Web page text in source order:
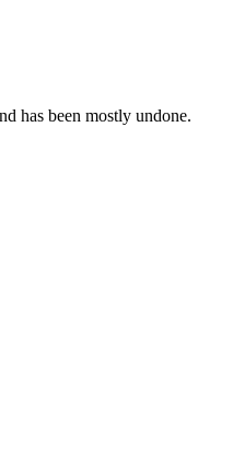
has been mostly undone.